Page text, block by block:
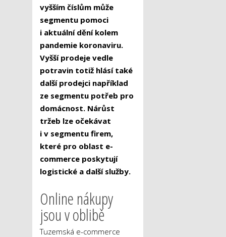
vyšším číslům může
segmentu pomoci
i aktuální dění kolem
pandemie koronaviru.
Vyšší prodeje vedle
potravin totiž hlásí také
další prodejci například
ze segmentu potřeb pro
domácnost. Nárůst
tržeb lze očekávat
i v segmentu firem,
které pro oblast e-
commerce poskytují
logistické a další služby.
Online nákupy
jsou v oblibě
Tuzemská e-commerce